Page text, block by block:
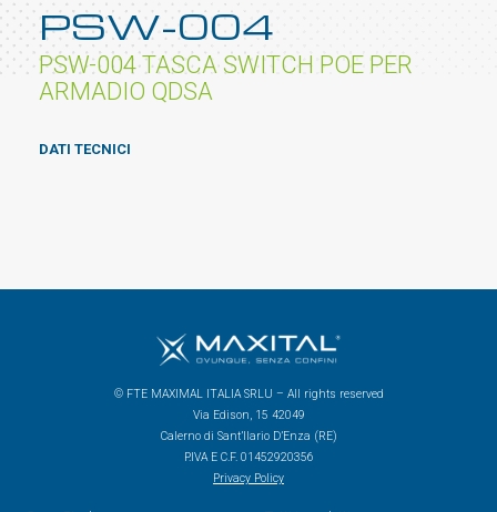
PSW-004
PSW-004 TASCA SWITCH POE PER
ARMADIO QDSA
DATI TECNICI
© FTE MAXIMAL ITALIA SRLU – All rights reserved
Via Edison, 15 42049
Calerno di Sant’Ilario D’Enza (RE)
P.IVA E C.F. 01452920356
Privacy Policy